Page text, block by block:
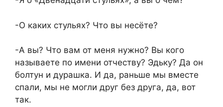
-О каких стульях? Что вы несёте?
-А вы? Что вам от меня нужно? Вы кого
называете по имени отчеству? Эдьку? Да он
болтун и дурашка. И да, раньше мы вместе
спали, мы не могли друг без друга, да, вот
так.